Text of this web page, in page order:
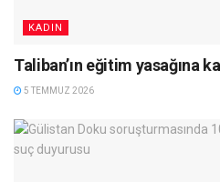
KADIN
Taliban’ın eğitim yasağına
5 TEMMUZ 2026